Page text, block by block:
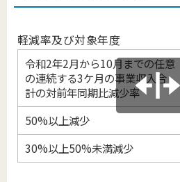
軽減率及び対象年度
令和2年2月から10月までの任意
の連続する3ケ月の事業収入合
計の対前年同期比減少率
50%以上減少
30%以上50%未満減少